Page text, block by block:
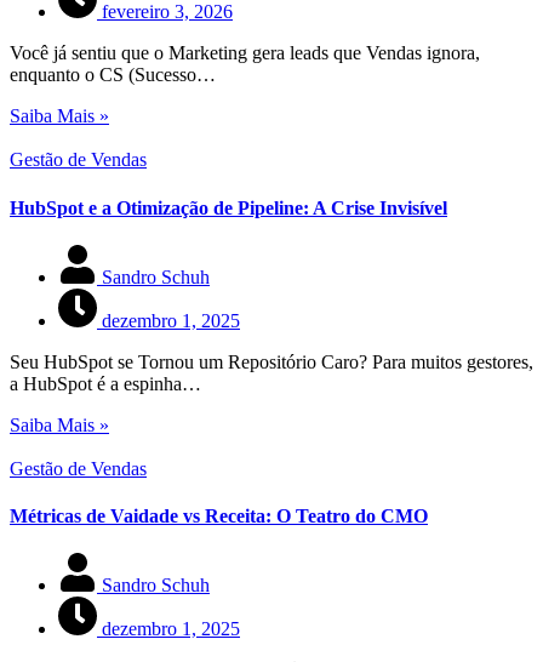
fevereiro 3, 2026
Você já sentiu que o Marketing gera leads que Vendas ignora,
enquanto o CS (Sucesso…
Saiba Mais »
Gestão de Vendas
HubSpot e a Otimização de Pipeline: A Crise Invisível
Sandro Schuh
dezembro 1, 2025
Seu HubSpot se Tornou um Repositório Caro? Para muitos gestores,
a HubSpot é a espinha…
Saiba Mais »
Gestão de Vendas
Métricas de Vaidade vs Receita: O Teatro do CMO
Sandro Schuh
dezembro 1, 2025